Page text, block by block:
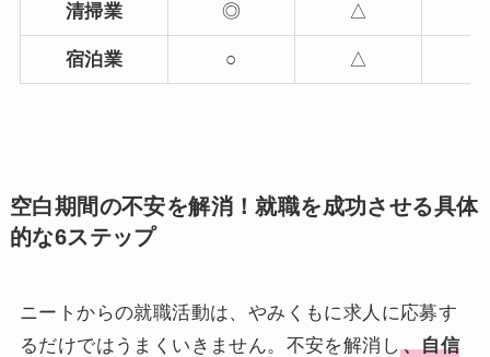
清掃業 ◎ △
宿泊業 ○ △
空白期間の不安を解消！就職を成功させる具体
的な6ステップ
ニートからの就職活動は、やみくもに求人に応募す
るだけではうまくいきません。不安を解消し 、自信